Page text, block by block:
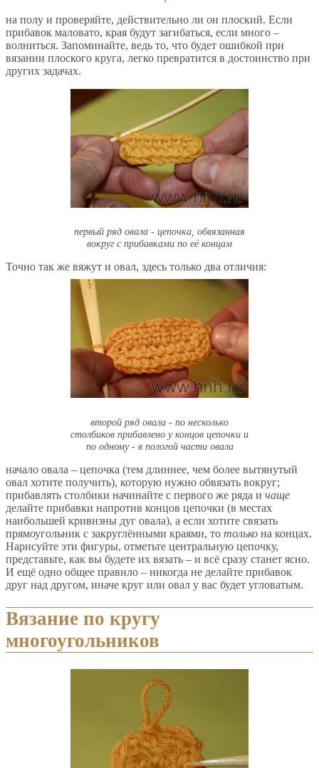
на полу и проверяйте, действительно ли он плоский. Если
прибавок маловато, края будут загибаться, если много –
волниться. Запоминайте, ведь то, что будет ошибкой при
вязании плоского круга, легко превратится в достоинство при
других задачах.
первый ряд овала - цепочка, обвязанная
вокруг с прибавками по её концам
Точно так же вяжут и овал, здесь только два отличия:
второй ряд овала - по несколько
столбиков прибавлено у концов цепочки и
по одному - в пологой части овала
начало овала – цепочка (тем длиннее, чем более вытянутый
овал хотите получить), которую нужно обвязать вокруг;
прибавлять столбики начинайте с первого же ряда и чаще
делайте прибавки напротив концов цепочки (в местах
наибольшей кривизны дуг овала), а если хотите связать
прямоугольник с закруглёнными краями, то только на концах.
Нарисуйте эти фигуры, отметьте центральную цепочку,
представьте, как вы будете их вязать – и всё сразу станет ясно.
И ещё одно общее правило – никогда не делайте прибавок
друг над другом, иначе круг или овал у вас будет угловатым.
Вязание по кругу
многоугольников